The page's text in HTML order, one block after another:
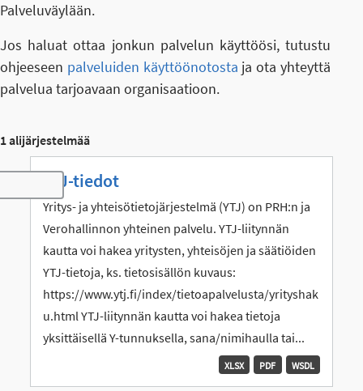
Palveluväylään.
Jos haluat ottaa jonkun palvelun käyttöösi, tutustu
ohjeeseen palveluiden käyttöönotosta ja ota yhteyttä
palvelua tarjoavaan organisaatioon.
1 alijärjestelmää
Toggle navigation
YTJ-tiedot
Yritys- ja yhteisötietojärjestelmä (YTJ) on PRH:n ja
Verohallinnon yhteinen palvelu. YTJ-liitynnän
kautta voi hakea yritysten, yhteisöjen ja säätiöiden
YTJ-tietoja, ks. tietosisällön kuvaus:
https://www.ytj.fi/index/tietoapalvelusta/yrityshak
u.html YTJ-liitynnän kautta voi hakea tietoja
yksittäisellä Y-tunnuksella, sana/nimihaulla tai...
WSDL
PDF
XLSX